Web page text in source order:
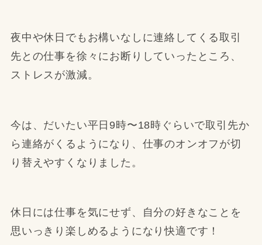
夜中や休日でもお構いなしに連絡してくる取引
先との仕事を徐々にお断りしていったところ、
ストレスが激減。
今は、だいたい平日9時〜18時ぐらいで取引先か
ら連絡がくるようになり、仕事のオンオフが切
り替えやすくなりました。
休日には仕事を気にせず、自分の好きなことを
思いっきり楽しめるようになり快適です！